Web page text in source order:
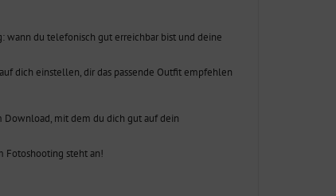
wann du telefonisch gut erreichbar bist und deine
dich einstellen, dir das passende Outfit empfehlen
Download, mit dem du dich gut auf dein
Fotoshooting steht an!